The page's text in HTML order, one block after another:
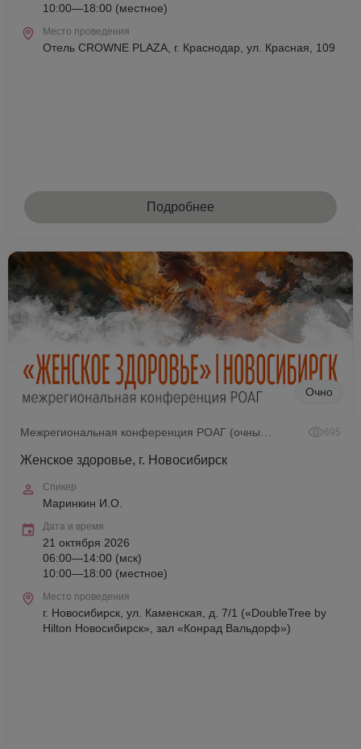
10:00—18:00 (местное)
Место проведения
Отель CROWNE PLAZA, г. Краснодар, ул. Красная, 109
Подробнее
Очно
695
Женское здоровье, г. Новосибирск
Спикер
Маринкин И.О.
Дата и время
21 октября 2026
06:00—14:00 (мск)
10:00—18:00 (местное)
Место проведения
г. Новосибирск, ул. Каменская, д. 7/1 («DoubleTree by
Hilton Новосибирск», зал «Конрад Вальдорф»)